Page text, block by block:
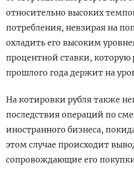
относительно высоких
потребления, невзирая на
охладить его высоким
процентной ставки, которую
прошлого года держит на
На котировки рубля также
последствия операций по
иностранного бизнеса,
этом случае происходит
сопровождающие его